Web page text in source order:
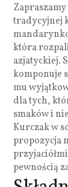
tradycyjnej
która
azjatyckiej.
komponuje
mu
dla tych,
smaków i
Kurczak w
propozycja
pewnością